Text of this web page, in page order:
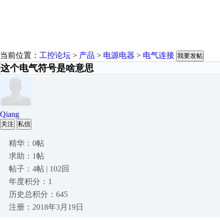
当前位置： 工控论坛 > 产品 > 电源电器 > 电气连接 我要发帖
这个电气符号是啥意思
Qiang
关注 私信
精华：0帖
求助：1帖
帖子：4帖 | 102回
年度积分：1
历史总积分：645
注册：2018年3月19日